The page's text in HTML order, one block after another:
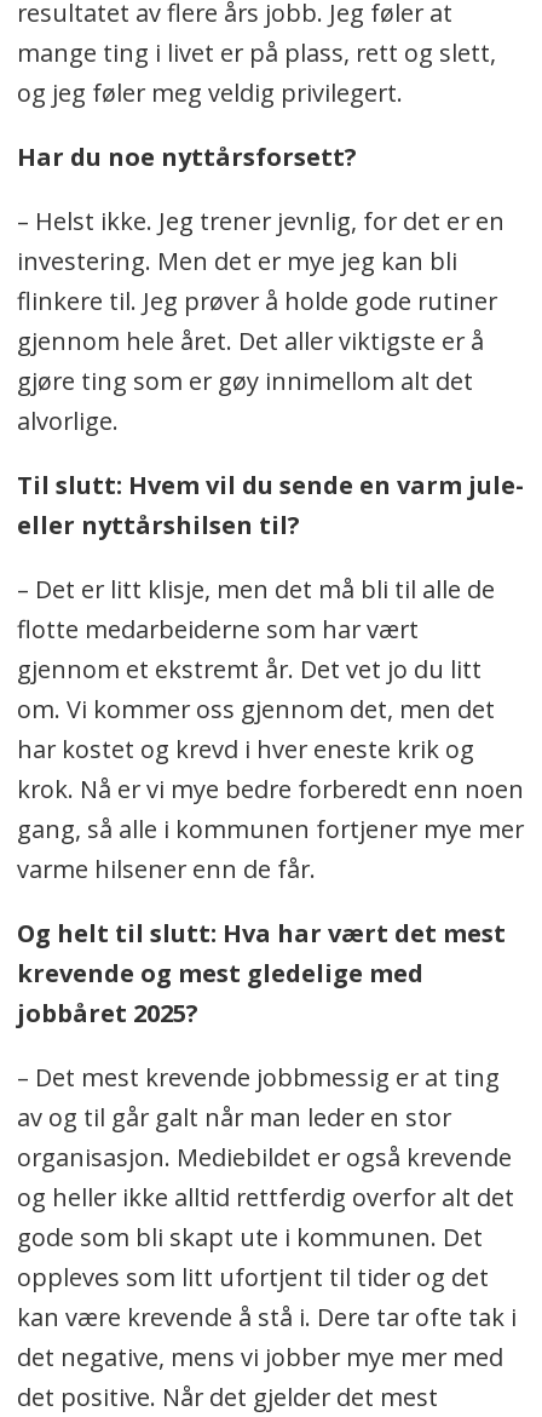
resultatet av flere års jobb. Jeg føler at
mange ting i livet er på plass, rett og slett,
og jeg føler meg veldig privilegert.
Har du noe nyttårsforsett?
– Helst ikke. Jeg trener jevnlig, for det er en
investering. Men det er mye jeg kan bli
flinkere til. Jeg prøver å holde gode rutiner
gjennom hele året. Det aller viktigste er å
gjøre ting som er gøy innimellom alt det
alvorlige.
Til slutt: Hvem vil du sende en varm jule-
eller nyttårshilsen til?
– Det er litt klisje, men det må bli til alle de
flotte medarbeiderne som har vært
gjennom et ekstremt år. Det vet jo du litt
om. Vi kommer oss gjennom det, men det
har kostet og krevd i hver eneste krik og
krok. Nå er vi mye bedre forberedt enn noen
gang, så alle i kommunen fortjener mye mer
varme hilsener enn de får.
Og helt til slutt: Hva har vært det mest
krevende og mest gledelige med
jobbåret 2025?
– Det mest krevende jobbmessig er at ting
av og til går galt når man leder en stor
organisasjon. Mediebildet er også krevende
og heller ikke alltid rettferdig overfor alt det
gode som bli skapt ute i kommunen. Det
oppleves som litt ufortjent til tider og det
kan være krevende å stå i. Dere tar ofte tak i
det negative, mens vi jobber mye mer med
det positive. Når det gjelder det mest